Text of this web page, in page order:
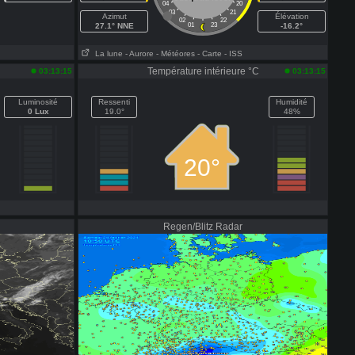
Azimut
27.1° NNE
04
20
03
21
02
22
01 23
Élévation
-16.2°
La lune - Aurore - Météores - Carte - ISS
03:13:15
Luminosité
0 Lux
Température intérieure °C 03:13:15
Ressenti
19.0°
20°
Humidité
48%
Regen/Blitz Radar